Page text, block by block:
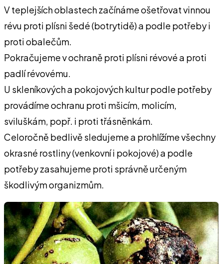
V teplejších oblastech začínáme ošetřovat vinnou
révu proti plísni šedé (botrytidě) a podle potřeby i
proti obalečům.
Pokračujeme v ochraně proti plísni révové a proti
padlí révovému.
U skleníkových a pokojových kultur podle potřeby
provádíme ochranu proti mšicím, molicím,
sviluškám, popř. i proti třásněnkám.
Celoročně bedlivě sledujeme a prohlížíme všechny
okrasné rostliny (venkovní i pokojové) a podle
potřeby zasahujeme proti správně určeným
škodlivým organizmům.